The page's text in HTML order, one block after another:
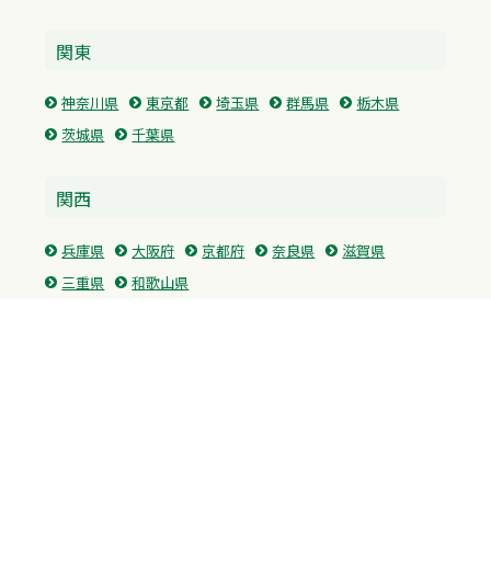
関東
神奈川県 東京都 埼玉県 群馬県
栃木県
茨城県
千葉県
関西
兵庫県 大阪府 京都府 奈良県
滋賀県
三重県
和歌山県